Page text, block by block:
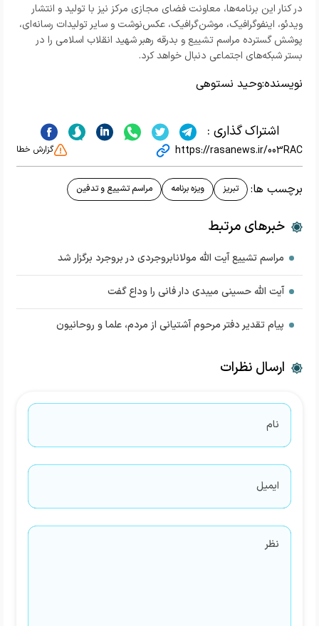
در کنار این برنامه‌ها، معاونت فضای مجازی مرکز نیز با تولید و انتشار
ویدئو، اینفوگرافیک، موشن‌گرافیک، عکس‌نوشت و سایر تولیدات رسانه‌ای،
پوشش گسترده مراسم تشییع و بدرقه رهبر شهید انقلاب اسلامی را در
بستر شبکه‌های اجتماعی دنبال خواهد کرد.
نویسنده:وحید نستوهی
اشتراک گذاری :
https://rasanews.ir/003RAC گزارش خطا
برچسب ها: تبریز ویزه برنامه مراسم تشییع و تدفین
خبرهای مرتبط
مراسم تشییع آیت الله مولانابروجردی در بروجرد برگزار شد
آیت الله حسینی میبدی دار فانی را وداع گفت
پیام تقدیر دفتر مرحوم آشتیانی از مردم، علما و روحانیون
ارسال نظرات